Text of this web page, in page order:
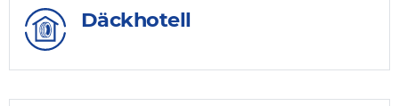
Däckhotell